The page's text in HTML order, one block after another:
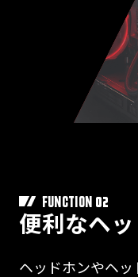
FUNCTION 02
便利なヘ
ヘッドホンやヘ